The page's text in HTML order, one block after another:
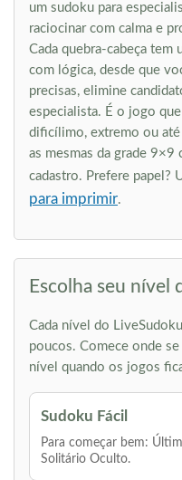
um sudoku para
raciocinar com calma e
Cada quebra-cabeça tem
com lógica, desde que
precisas, elimine
especialista. É o jogo
dificílimo, extremo ou
as mesmas da grade 9×9
cadastro. Prefere papel?
para imprimir.
Escolha seu nível
Cada nível do
poucos. Comece onde
nível quando os jogos
Sudoku Fácil
Para começar bem:
Solitário Oculto.